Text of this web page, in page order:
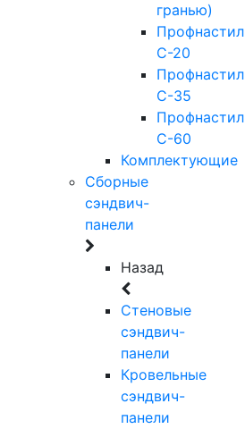
гранью)
Профнастил
С-20
Профнастил
С-35
Профнастил
С-60
Комплектующие
Сборные
сэндвич-
панели
Назад
Стеновые
сэндвич-
панели
Кровельные
сэндвич-
панели